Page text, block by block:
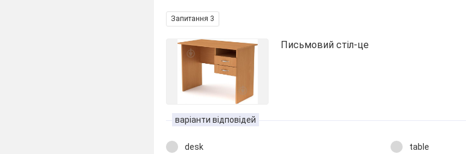
Запитання 3
Письмовий стіл-це
варіанти відповідей
desk table